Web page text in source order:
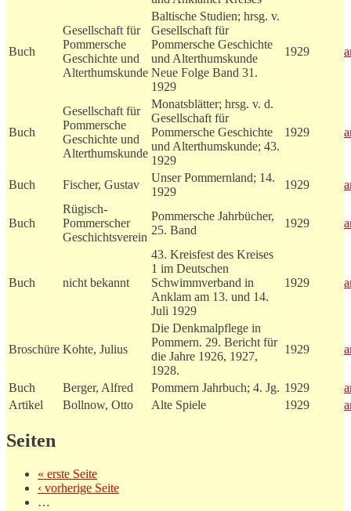
Buch
Gesellschaft für
Pommersche
Geschichte und
Alterthumskunde
Baltische Studien; hrsg. v.
Gesellschaft für
Pommersche Geschichte
und Alterthumskunde
Neue Folge Band 31.
1929
1929
Buch
Gesellschaft für
Pommersche
Geschichte und
Alterthumskunde
Monatsblätter; hrsg. v. d.
Gesellschaft für
Pommersche Geschichte
und Alterthumskunde; 43.
1929
1929
Buch Fischer, Gustav
Unser Pommernland; 14.
1929
1929
Buch
Rügisch-
Pommerscher
Geschichtsverein
Pommersche Jahrbücher,
25. Band
1929
Buch nicht bekannt
43. Kreisfest des Kreises
1 im Deutschen
Schwimmverband in
Anklam am 13. und 14.
Juli 1929
1929
Broschüre Kohte, Julius
Die Denkmalpflege in
Pommern. 29. Bericht für
die Jahre 1926, 1927,
1928.
1929
Buch Berger, Alfred Pommern Jahrbuch; 4. Jg. 1929
Artikel
Bollnow, Otto Alte Spiele 1929
Seiten
« erste Seite
‹ vorherige Seite
…